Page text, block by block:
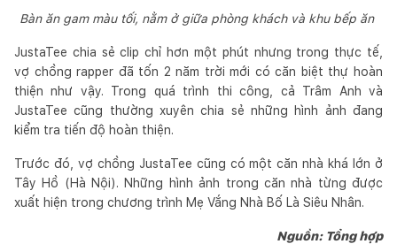
Bàn ăn gam màu tối, nằm ở giữa phòng khách và khu bếp ăn
JustaTee chia sẻ clip chỉ hơn một phút nhưng trong thực tế,
vợ chồng rapper đã tốn 2 năm trời mới có căn biệt thự hoàn
thiện như vậy. Trong quá trình thi công, cả Trâm Anh và
JustaTee cũng thường xuyên chia sẻ những hình ảnh đang
kiểm tra tiến độ hoàn thiện.
Trước đó, vợ chồng JustaTee cũng có một căn nhà khá lớn ở
Tây Hồ (Hà Nội). Những hình ảnh trong căn nhà từng được
xuất hiện trong chương trình Mẹ Vắng Nhà Bố Là Siêu Nhân.
Nguồn: Tổng hợp